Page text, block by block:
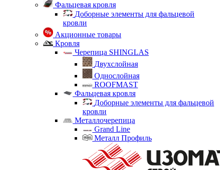
Фальцевая кровля
Доборные элементы для фальцевой
кровли
Акционные товары
Кровля
Черепица SHINGLAS
Двухслойная
Однослойная
ROOFMAST
Фальцевая кровля
Доборные элементы для фальцевой
кровли
Металлочерепица
Grand Line
Металл Профиль